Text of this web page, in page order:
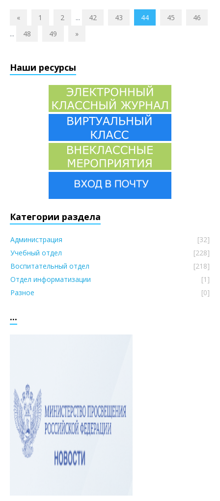
« 1 2 ... 42 43 44 45
46
...
48 49 »
Наши ресурсы
Категории раздела
Администрация
[32]
Учебный отдел
[228]
Воспитательный отдел
[218]
Отдел информатизации
[1]
Разное
[0]
...